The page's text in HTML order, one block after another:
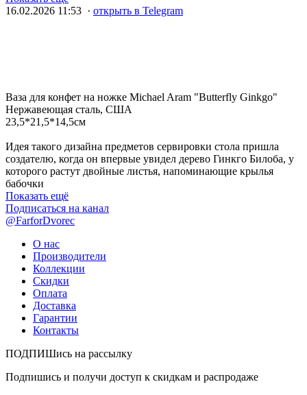
16.02.2026 11:53 · открыть в Telegram
Ваза для конфет на ножке Michael Aram "Butterfly Ginkgo"
Нержавеющая сталь, США
23,5*21,5*14,5см
Идея такого дизайна предметов сервировки стола пришла
создателю, когда он впервые увидел дерево Гинкго Билоба, у
которого растут двойные листья, напоминающие крылья
бабочки
Показать ещё
Подписаться на канал
@FarforDvorec
О нас
Производители
Коллекции
Скидки
Оплата
Доставка
Гарантии
Контакты
ПОДПИШись на рассылку
Подпишись и получи доступ к скидкам и распродаже